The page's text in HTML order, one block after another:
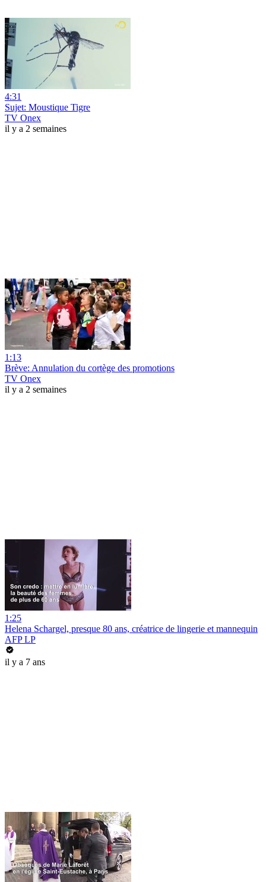
4:31
Sujet: Moustique Tigre
TV Onex
il y a 2 semaines
1:13
Brève: Annulation du cortège des promotions
TV Onex
il y a 2 semaines
1:25
Helena Schargel, presque 80 ans, créatrice de lingerie et mannequin
AFP LP
il y a 7 ans